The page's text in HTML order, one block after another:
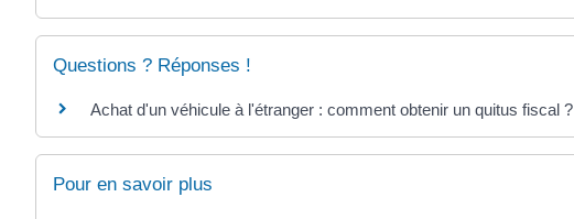
Questions ? Réponses !
Achat d'un véhicule à l'étranger : comment obtenir un quitus fiscal ?
Pour en savoir plus